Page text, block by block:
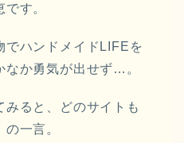
す。
でハンドメイドLIFEを
なか勇気が出せず…。
ると、どのサイトも
一言。